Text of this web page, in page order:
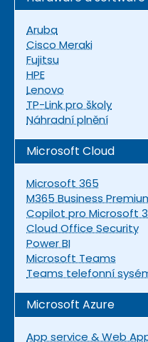
Aruba
Cisco Meraki
Fujitsu
HPE
Lenovo
TP-Link pro školy
Náhradní plnění
Microsoft Cloud
Microsoft 365
M365 Business
Copilot pro Microsoft
Cloud Office Security
Power BI
Microsoft Teams
Teams telefonní
Microsoft Azure
App service & Web